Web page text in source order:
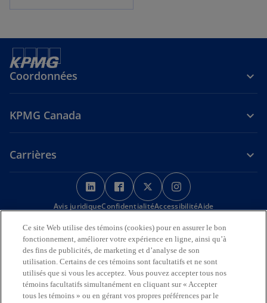
Coordonnées
KPMG Canada
Carrières
s
’
o
v
r
e
d
a
s
’
o
u
v
r
e
d
a
s
’
o
v
r
e
d
a
’
o
v
r
e
d
a
Avis juridiqueConfidentialitéAccessibilitéAide
Nous reconnaissons en toute déférence que les bureaux de KPMG
sur l’Île de la Tortue (Amérique du Nord) sont situés sur les
territoires traditionnels, visés par traité et non cédés des Premières
Nations, des Inuits et des Métis.
© 2026 KPMG s.r.l./S.E.N.C.R.L., société à responsabilité limitée de
l’Ontario et cabinet membre de l’organisation mondiale KPMG de
Ce site Web utilise des témoins (cookies) pour en assurer le bon
fonctionnement, améliorer votre expérience en ligne, ainsi qu’à
des fins de publicités, de marketing et d’analyse de son
utilisation. Certains de ces témoins sont facultatifs et ne sont
utilisés que si vous les acceptez. Vous pouvez accepter tous nos
témoins facultatifs simultanément en cliquant sur « Accepter
tous les témoins » ou en gérant vos propres préférences par le